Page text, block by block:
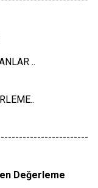
..
Değerleme